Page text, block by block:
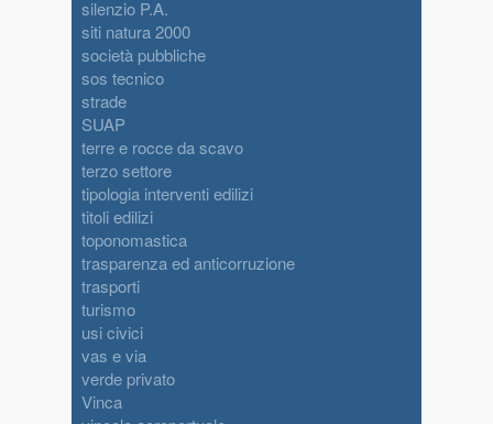
silenzio P.A.
siti natura 2000
società pubbliche
sos tecnico
strade
SUAP
terre e rocce da scavo
terzo settore
tipologia interventi edilizi
titoli edilizi
toponomastica
trasparenza ed anticorruzione
trasporti
turismo
usi civici
vas e via
verde privato
Vinca